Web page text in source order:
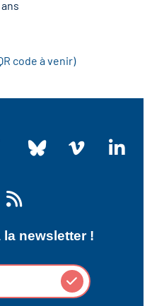
code à venir)
newsletter !